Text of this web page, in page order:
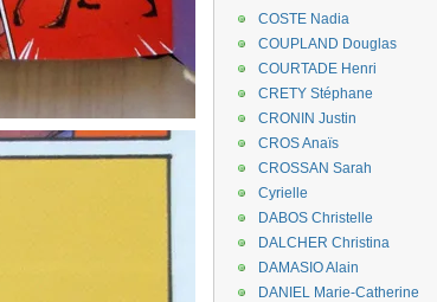
COSTE Nadia
COUPLAND Douglas
COURTADE Henri
CRETY Stéphane
CRONIN Justin
CROS Anaïs
CROSSAN Sarah
Cyrielle
DABOS Christelle
DALCHER Christina
DAMASIO Alain
DANIEL Marie-Catherine